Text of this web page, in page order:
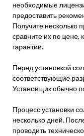
необходимые
предоставить
Получите несколько
сравните их по цене,
гарантии.
Перед установкой
соответствующие
Установщик обычно
Процесс установки
несколько дней.
проводить